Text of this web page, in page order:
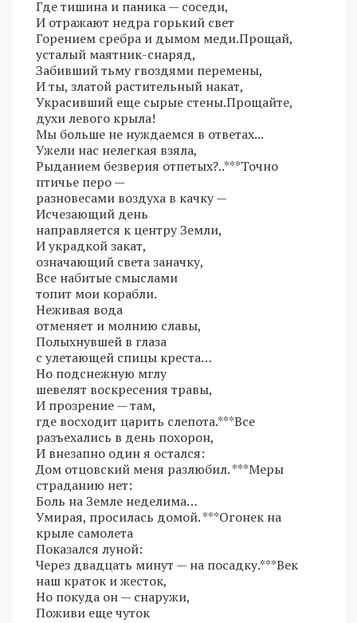
Где тишина и паника — соседи,
И отражают недра горький свет
Горением сребра и дымом меди.Прощай,
усталый маятник-снаряд,
Забивший тьму гвоздями перемены,
И ты, златой растительный накат,
Украсивший еще сырые стены.Прощайте,
духи левого крыла!
Мы больше не нуждаемся в ответах...
Ужели нас нелегкая взяла,
Рыданием безверия отпетых?..***Точно
птичье перо —
разновесами воздуха в качку —
Исчезающий день
направляется к центру Земли,
И украдкой закат,
означающий света заначку,
Все набитые смыслами
топит мои корабли.
Неживая вода
отменяет и молнию славы,
Полыхнувшей в глаза
с улетающей спицы креста…
Но подснежную мглу
шевелят воскресения травы,
И прозрение — там,
где восходит царить слепота.***Все
разъехались в день похорон,
И внезапно один я остался:
Дом отцовский меня разлюбил. ***Меры
страданию нет:
Боль на Земле неделима…
Умирая, просилась домой. ***Огонек на
крыле самолета
Показался луной:
Через двадцать минут — на посадку.***Век
наш краток и жесток,
Но покуда он — снаружи,
Поживи еще чуток